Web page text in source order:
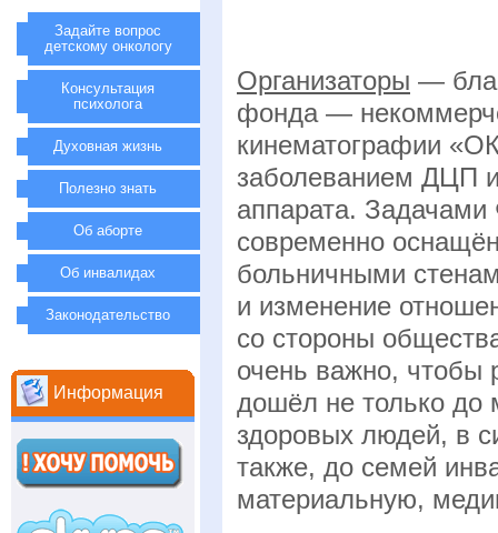
Организаторы —
фонда —
кинематографии
заболеванием ДЦП
аппарата. Задачами
современно
больничными
и изменение
со стороны
очень важно, чтобы
дошёл не только до
здоровых людей, в
также, до семей
материальную,
Задайте вопрос
детскому онкологу
Консультация
психолога
Духовная жизнь
Полезно знать
Об аборте
Об инвалидах
Законодательство
Информация